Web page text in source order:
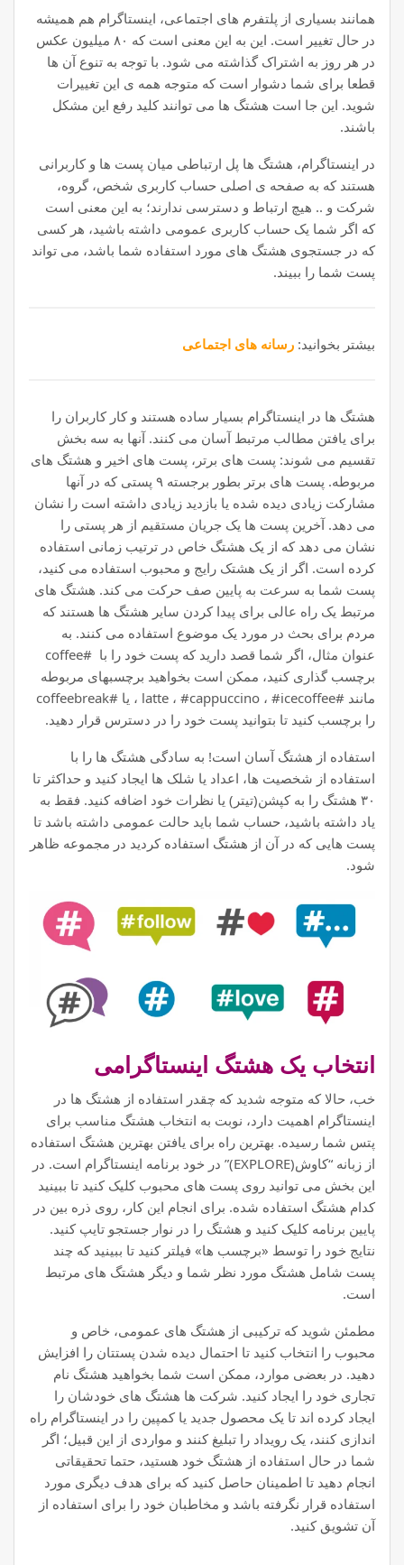
همانند بسیاری از پلتفرم های اجتماعی، اینستاگرام هم همیشه
در حال تغییر است. این به این معنی است که ۸۰ میلیون عکس
در هر روز به اشتراک گذاشته می شود. با توجه به تنوع آن ها
قطعا برای شما دشوار است که متوجه همه ی این تغییرات
شوید. این جا است هشتگ ها می توانند کلید رفع این مشکل
باشند.
در اینستاگرام، هشتگ ها پل ارتباطی میان پست ها و کاربرانی
هستند که به صفحه ی اصلی حساب کاربری شخص، گروه،
شرکت و .. هیچ ارتباط و دسترسی ندارند؛ به این معنی است
که اگر شما یک حساب کاربری عمومی داشته باشید، هر کسی
که در جستجوی هشتگ های مورد استفاده شما باشد، می تواند
پست شما را ببیند.
بیشتر بخوانید: رسانه های اجتماعی
هشتگ ها در اینستاگرام بسیار ساده هستند و کار کاربران را
برای یافتن مطالب مرتبط آسان می کنند. آنها به سه بخش
تقسیم می شوند: پست های برتر، پست های اخیر و هشتگ های
مربوطه. پست های برتر بطور برجسته ۹ پستی که در آنها
مشارکت زیادی دیده شده یا بازدید زیادی داشته است را نشان
می دهد. آخرین پست ها یک جریان مستقیم از هر پستی را
نشان می دهد که از یک هشتگ خاص در ترتیب زمانی استفاده
کرده است. اگر از یک هشتک رایج و محبوب استفاده می کنید،
پست شما به سرعت به پایین صف حرکت می کند. هشتگ های
مرتبط یک راه عالی برای پیدا کردن سایر هشتگ ها هستند که
مردم برای بحث در مورد یک موضوع استفاده می کنند. به
عنوان مثال، اگر شما قصد دارید که پست خود را با #coffee
برچسب گذاری کنید، ممکن است بخواهید برچسبهای مربوطه
مانند #latte ، #cappuccino ، #icecoffee ، یا #coffeebreak
را برچسب کنید تا بتوانید پست خود را در دسترس قرار دهید.
استفاده از هشتگ آسان است! به سادگی هشتگ ها را با
استفاده از شخصیت ها، اعداد یا شلک ها ایجاد کنید و حداکثر تا
۳۰ هشتگ را به کپشن(تیتر) یا نظرات خود اضافه کنید. فقط به
یاد داشته باشید، حساب شما باید حالت عمومی داشته باشد تا
پست هایی که در آن از هشتگ استفاده کردید در مجموعه ظاهر
شود.
انتخاب یک هشتگ اینستاگرامی
خب، حالا که متوجه شدید که چقدر استفاده از هشتگ ها در
اینستاگرام اهمیت دارد، نوبت به انتخاب هشتگ مناسب برای
پتس شما رسیده. بهترین راه برای یافتن بهترین هشتگ استفاده
از زبانه “کاوش(EXPLORE)” در خود برنامه اینستاگرام است. در
این بخش می توانید روی پست های محبوب کلیک کنید تا ببینید
کدام هشتگ استفاده شده. برای انجام این کار، روی ذره بین در
پایین برنامه کلیک کنید و هشتگ را در نوار جستجو تایپ کنید.
نتایج خود را توسط «برچسب ها» فیلتر کنید تا ببینید که چند
پست شامل هشتگ مورد نظر شما و دیگر هشتگ های مرتبط
است.
مطمئن شوید که ترکیبی از هشتگ های عمومی، خاص و
محبوب را انتخاب کنید تا احتمال دیده شدن پستتان را افزایش
دهید. در بعضی موارد، ممکن است شما بخواهید هشتگ نام
تجاری خود را ایجاد کنید. شرکت ها هشتگ های خودشان را
ایجاد کرده اند تا یک محصول جدید یا کمپین را در اینستاگرام راه
اندازی کنند، یک رویداد را تبلیغ کنند و مواردی از این قبیل؛ اگر
شما در حال استفاده از هشتگ خود هستید، حتما تحقیقاتی
انجام دهید تا اطمینان حاصل کنید که برای هدف دیگری مورد
استفاده قرار نگرفته باشد و مخاطبان خود را برای استفاده از
آن تشویق کنید.